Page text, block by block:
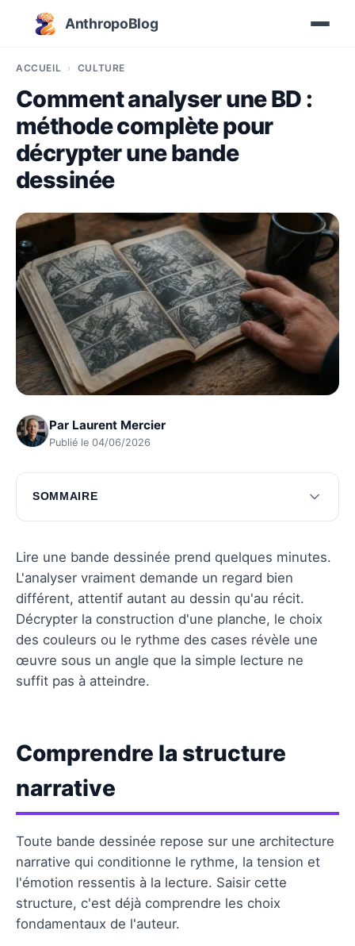
AnthropoBlog
ACCUEIL CULTURE
Comment analyser une BD :
méthode complète pour
décrypter une bande
dessinée
Par Laurent Mercier
Publié le 04/06/2026
SOMMAIRE
Comprendre la structure narrative
Décrypter le langage visuel
Interpréter les dialogues et les textes
Analyser le symbolisme et les thèmes
Questions fréquentes
Lire une bande dessinée prend quelques minutes.
L'analyser vraiment demande un regard bien
différent, attentif autant au dessin qu'au récit.
Décrypter la construction d'une planche, le choix
des couleurs ou le rythme des cases révèle une
œuvre sous un angle que la simple lecture ne
suffit pas à atteindre.
Comprendre la structure
narrative
Toute bande dessinée repose sur une architecture
narrative qui conditionne le rythme, la tension et
l'émotion ressentis à la lecture. Saisir cette
structure, c'est déjà comprendre les choix
fondamentaux de l'auteur.